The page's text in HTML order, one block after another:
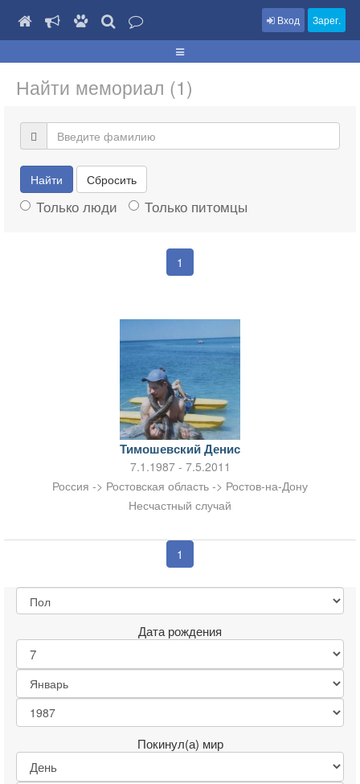
Вход Зарег.
Найти мемориал (1)
Найти Сбросить
Только люди Только питомцы
1
Тимошевский Денис
7.1.1987 - 7.5.2011
Россия -> Ростовская область -> Ростов-на-Дону
Несчастный случай
1
Дата рождения
Покинул(а) мир